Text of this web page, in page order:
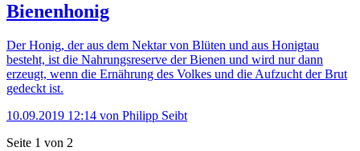
Bienenhonig
Der Honig, der aus dem Nektar von Blüten und aus Honigtau
besteht, ist die Nahrungsreserve der Bienen und wird nur dann
erzeugt, wenn die Ernährung des Volkes und die Aufzucht der Brut
gedeckt ist.
10.09.2019 12:14 von Philipp Seibt
Seite 1 von 2